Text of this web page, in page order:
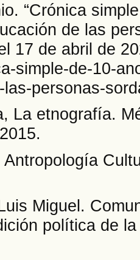
“Crónica
de las
17 de abril de
simple-de-10-
personas-
La etnografía.
Miguel.
política de